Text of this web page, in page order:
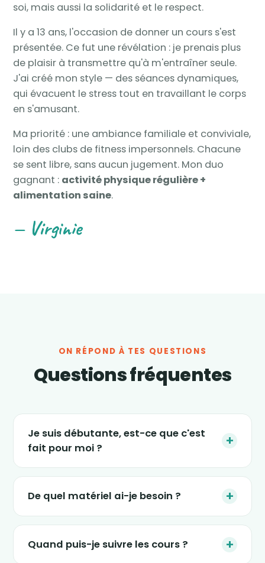
soi, mais aussi la solidarité et le respect.
Il y a 13 ans, l'occasion de donner un cours s'est
présentée. Ce fut une révélation : je prenais plus
de plaisir à transmettre qu'à m'entraîner seule.
J'ai créé mon style — des séances dynamiques,
qui évacuent le stress tout en travaillant le corps
en s'amusant.
Ma priorité : une ambiance familiale et conviviale,
loin des clubs de fitness impersonnels. Chacune
se sent libre, sans aucun jugement. Mon duo
gagnant : activité physique régulière +
alimentation saine.
— Virginie
ON RÉPOND À TES QUESTIONS
Questions fréquentes
Je suis débutante, est-ce que c'est
fait pour moi ?
+
Absolument. Les séances s'adaptent à tous
semaines » est justement conçu pour
(re)démarrer en douceur, sans impact et sans
De quel matériel ai-je besoin ? +
Le strict minimum : une tablette, un ordinateur
ou un smartphone, un petit espace dans ton
salon et une tenue confortable. Certaines
Quand puis-je suivre les cours ? +